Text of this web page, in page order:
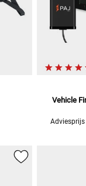
Vehicle